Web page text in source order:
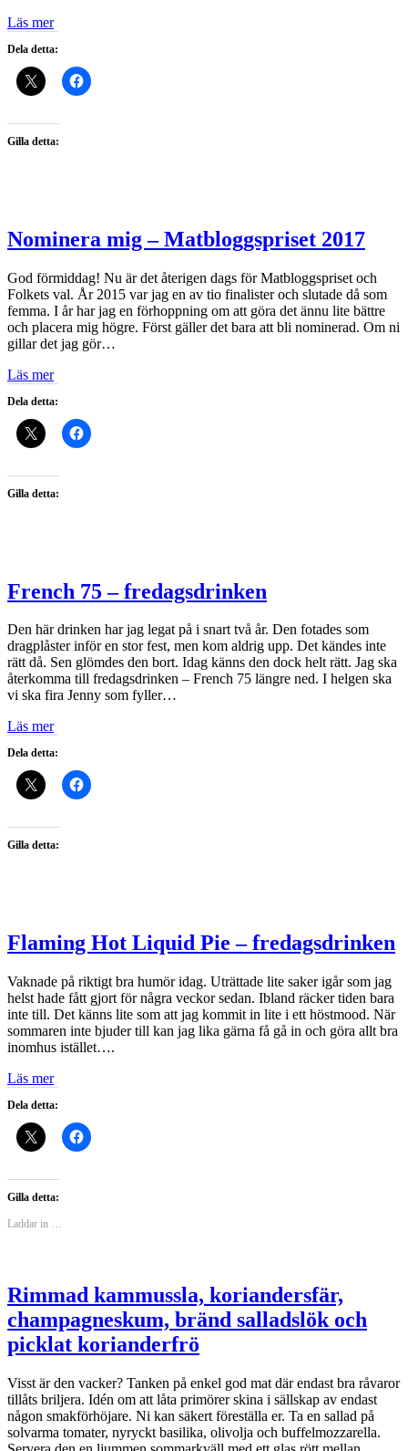
Läs mer
Dela detta:
Gilla detta:
Nominera mig – Matbloggspriset 2017
God förmiddag! Nu är det återigen dags för Matbloggspriset och
Folkets val. År 2015 var jag en av tio finalister och slutade då som
femma. I år har jag en förhoppning om att göra det ännu lite bättre
och placera mig högre. Först gäller det bara att bli nominerad. Om ni
gillar det jag gör…
Läs mer
Dela detta:
Gilla detta:
French 75 – fredagsdrinken
Den här drinken har jag legat på i snart två år. Den fotades som
dragplåster inför en stor fest, men kom aldrig upp. Det kändes inte
rätt då. Sen glömdes den bort. Idag känns den dock helt rätt. Jag ska
återkomma till fredagsdrinken – French 75 längre ned. I helgen ska
vi ska fira Jenny som fyller…
Läs mer
Dela detta:
Gilla detta:
Flaming Hot Liquid Pie – fredagsdrinken
Vaknade på riktigt bra humör idag. Uträttade lite saker igår som jag
helst hade fått gjort för några veckor sedan. Ibland räcker tiden bara
inte till. Det känns lite som att jag kommit in lite i ett höstmood. När
sommaren inte bjuder till kan jag lika gärna få gå in och göra allt bra
inomhus istället….
Läs mer
Dela detta:
Gilla detta:
Laddar in …
Rimmad kammussla, koriandersfär,
champagneskum, bränd salladslök och
picklat korianderfrö
Visst är den vacker? Tanken på enkel god mat där endast bra råvaror
tillåts briljera. Idén om att låta primörer skina i sällskap av endast
någon smakförhöjare. Ni kan säkert föreställa er. Ta en sallad på
solvarma tomater, nyryckt basilika, olivolja och buffelmozzarella.